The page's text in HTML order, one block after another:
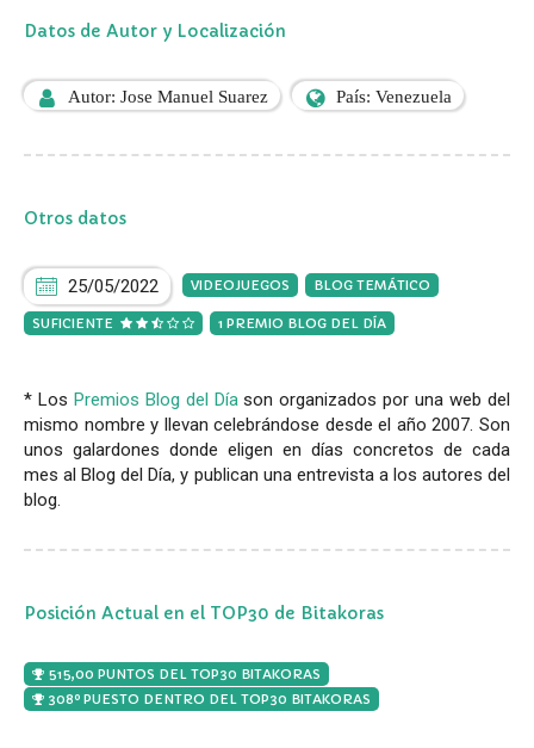
Datos de Autor y Localización
Autor: Jose Manuel Suarez País: Venezuela
Otros datos
25/05/2022 VIDEOJUEGOS BLOG TEMÁTICO
SUFICIENTE 1 PREMIO BLOG DEL DÍA
* Los Premios Blog del Díason organizados por una web del
mismo nombre y llevan celebrándose desde el año 2007. Son
unos galardones donde eligen en días concretos de cada
mes al Blog del Día, y publican una entrevista a los autores del
blog.
Posición Actual en el TOP30 de Bitakoras
515,00 PUNTOS DEL TOP30 BITAKORAS
308º PUESTO DENTRO DEL TOP30 BITAKORAS